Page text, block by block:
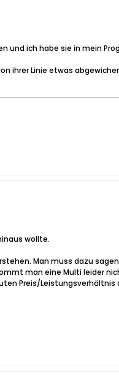
und ich habe sie in mein
ihrer Linie etwas
wollte.
Man muss dazu
man eine Multi leider
Preis/Leistungsverhältnis